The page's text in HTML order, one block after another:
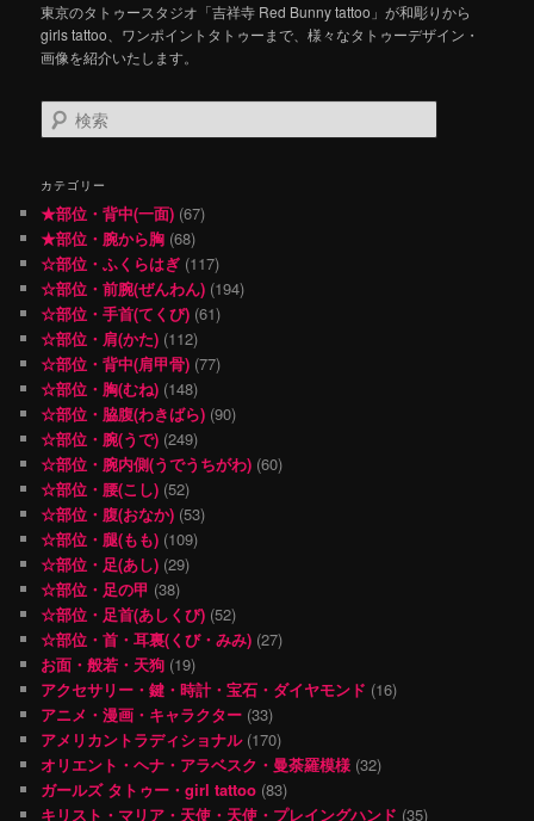
東京のタトゥースタジオ「吉祥寺 Red Bunny tattoo」が和彫りから
girls tattoo、ワンポイントタトゥーまで、様々なタトゥーデザイン・
画像を紹介いたします。
検
索
カテゴリー
★部位・背中(一面) (67)
★部位・腕から胸 (68)
☆部位・ふくらはぎ (117)
☆部位・前腕(ぜんわん) (194)
☆部位・手首(てくび) (61)
☆部位・肩(かた) (112)
☆部位・背中(肩甲骨) (77)
☆部位・胸(むね) (148)
☆部位・脇腹(わきばら) (90)
☆部位・腕(うで) (249)
☆部位・腕内側(うでうちがわ) (60)
☆部位・腰(こし) (52)
☆部位・腹(おなか) (53)
☆部位・腿(もも) (109)
☆部位・足(あし) (29)
☆部位・足の甲 (38)
☆部位・足首(あしくび) (52)
☆部位・首・耳裏(くび・みみ) (27)
お面・般若・天狗 (19)
アクセサリー・鍵・時計・宝石・ダイヤモンド (16)
アニメ・漫画・キャラクター (33)
アメリカントラディショナル(170)
オリエント・ヘナ・アラベスク・曼荼羅模様 (32)
ガールズ タトゥー・girl tattoo (83)
キリスト・マリア・天使・天使・プレイングハンド (35)